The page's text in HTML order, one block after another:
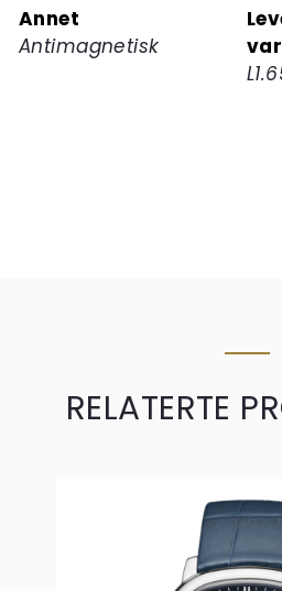
Annet
Antimagnetisk
RELATERTE